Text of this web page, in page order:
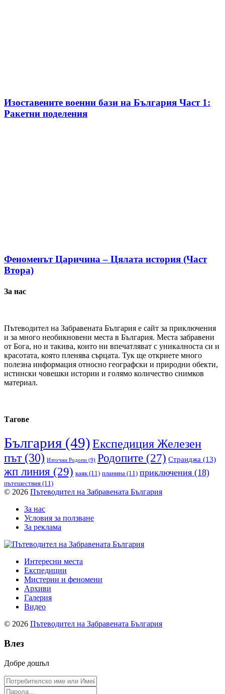
Изоставените военни бази на България Част 1:
Ракетни поделения
Феноменът Царичина – Цялата история (Част
Втора)
За нас
Пътеводител на Забравената България е сайт за приключения
и за много необикновени места в България. Места забравени
от Бога, но и такива, които ни впечатляват с уникалноста си и
красотата, която пленява сърцата. Тук ще откриете много
полезна информация относно географски и природни обекти,
истински човешки истории и голямо количество снимков
материал.
Тагове
България (49)Експедиция Железен
път(30) Източни Родопи (9) Родопите (27) Странджа (13)
жп линия (29) каяк(11) планина (11) приключения (18)
пътешествия (11)
© 2026 Пътеводител на Забравената България
За нас
Условия за ползване
За реклама
Интересни места
Експедиции
Мистерии и феномени
Архиви
Галерия
Видео
© 2026 Пътеводител на Забравената България
Влез
Добре дошъл